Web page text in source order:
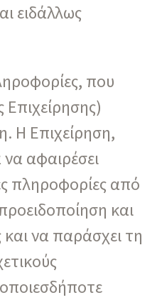
ειδάλλως
που
Η Επιχείρηση,
να αφαιρέσει
πληροφορίες από
και
να παράσχει τη